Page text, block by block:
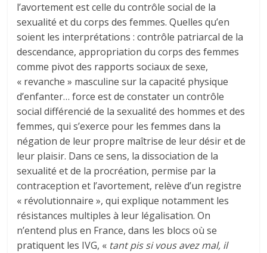
l’avortement est celle du contrôle social de la
sexualité et du corps des femmes. Quelles qu’en
soient les interprétations : contrôle patriarcal de la
descendance, appropriation du corps des femmes
comme pivot des rapports sociaux de sexe,
« revanche » masculine sur la capacité physique
d’enfanter… force est de constater un contrôle
social différencié de la sexualité des hommes et des
femmes, qui s’exerce pour les femmes dans la
négation de leur propre maîtrise de leur désir et de
leur plaisir. Dans ce sens, la dissociation de la
sexualité et de la procréation, permise par la
contraception et l’avortement, relève d’un registre
« révolutionnaire », qui explique notamment les
résistances multiples à leur légalisation. On
n’entend plus en France, dans les blocs où se
pratiquent les IVG, « tant pis si vous avez mal, il